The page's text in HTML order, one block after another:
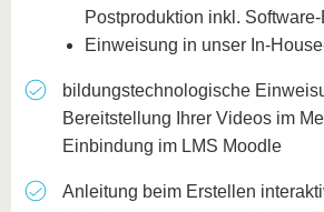
Postproduktion inkl.
Einweisung in unser In-
bildungstechnologische
Bereitstellung Ihrer Videos im
Einbindung im LMS Moodle
Anleitung beim Erstellen